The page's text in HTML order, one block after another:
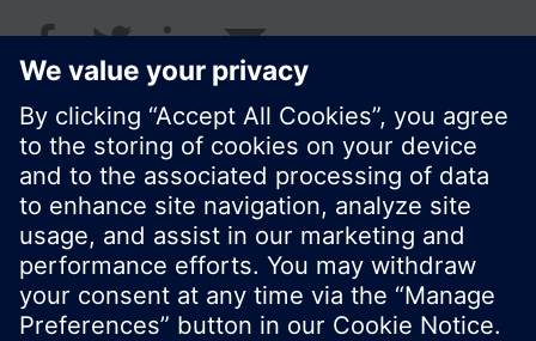
© Siemens Schweiz AG 2016
Produktangebot und Preise können pro Land